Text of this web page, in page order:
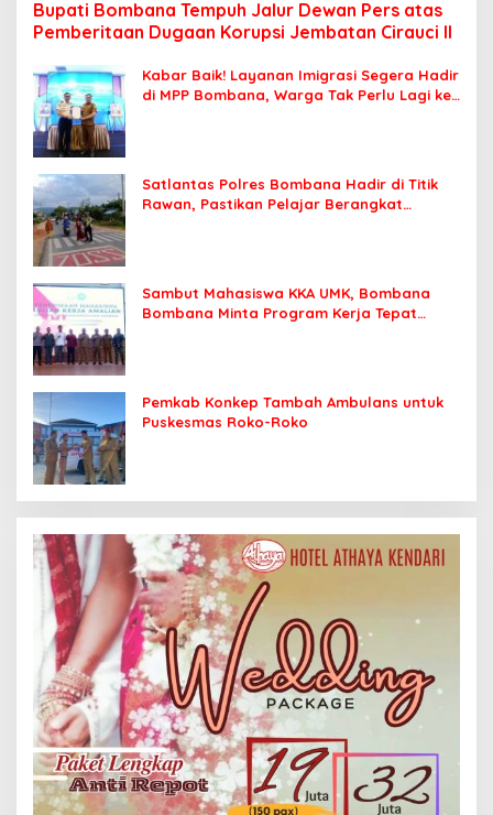
Bupati Bombana Tempuh Jalur Dewan Pers atas
Pemberitaan Dugaan Korupsi Jembatan Cirauci II
Kabar Baik! Layanan Imigrasi Segera Hadir
di MPP Bombana, Warga Tak Perlu Lagi ke
Satlantas Polres Bombana Hadir di Titik
Rawan, Pastikan Pelajar Berangkat
Sambut Mahasiswa KKA UMK, Bombana
Bombana Minta Program Kerja Tepat
Pemkab Konkep Tambah Ambulans untuk
Puskesmas Roko-Roko